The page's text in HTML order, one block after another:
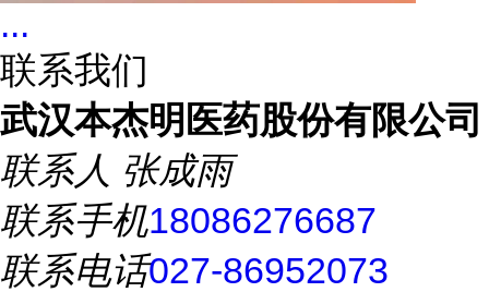
...
联系我们
武汉本杰明医药股份有限公司
联系人 张成雨
联系手机18086276687
联系电话027-86952073